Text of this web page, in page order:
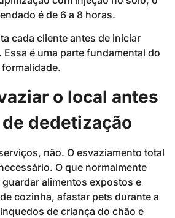
é de 6 a 8 horas.
cada cliente antes de iniciar
é uma parte fundamental do
o local antes
dedetização
não. O esvaziamento total
O que normalmente
alimentos expostos e
cozinha, afastar pets durante a
de criança do chão e